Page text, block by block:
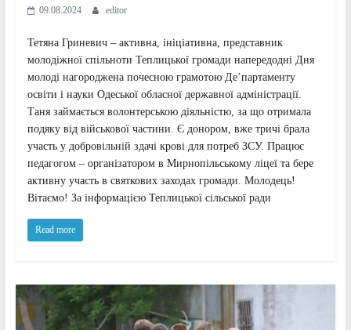
09.08.2024 editor
Тетяна Гриневич – активна, ініціативна, представник
молодіжної спільноти Теплицької громади напередодні Дня
молоді нагороджена почесною грамотою Де’партаменту
освіти і науки Одеської обласної державної адміністрації.
Таня займається волонтерською діяльністю, за що отримала
подяку від військової частини. Є донором, вже тричі брала
участь у добровільній здачі крові для потреб ЗСУ. Працює
педагогом – організатором в Мирнопільському ліцеї та бере
активну участь в святкових заходах громади. Молодець!
Вітаємо! За інформацією Теплицької сільської ради
Read more